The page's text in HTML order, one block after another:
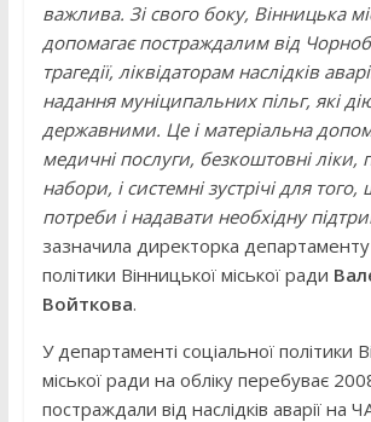
важлива. Зі свого боку, Вінницька
допомагає постраждалим від
трагедії, ліквідаторам наслідків
надання муніципальних пільг, які
державними. Це і матеріальна
медичні послуги, безкоштовні ліки,
набори, і системні зустрічі для
потреби і надавати необхідну
зазначила директорка департаменту
політики Вінницької міської ради
Войткова.
У департаменті соціальної політики
міської ради на обліку перебуває
постраждали від наслідків аварії на